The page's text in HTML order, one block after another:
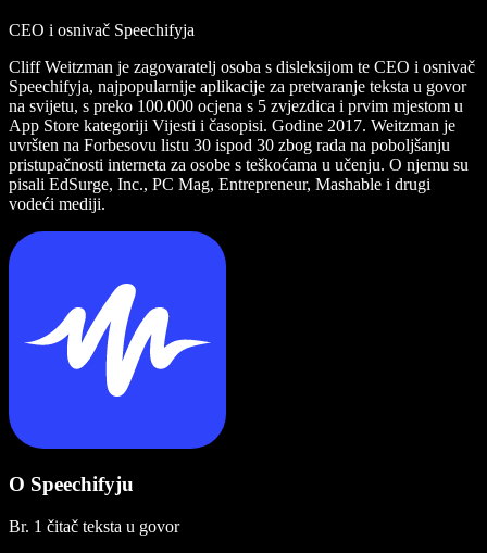
CEO i osnivač Speechifyja
Cliff Weitzman je zagovaratelj osoba s disleksijom te CEO i osnivač
Speechifyja, najpopularnije aplikacije za pretvaranje teksta u govor
na svijetu, s preko 100.000 ocjena s 5 zvjezdica i prvim mjestom u
App Store kategoriji Vijesti i časopisi. Godine 2017. Weitzman je
uvršten na Forbesovu listu 30 ispod 30 zbog rada na poboljšanju
pristupačnosti interneta za osobe s teškoćama u učenju. O njemu su
pisali EdSurge, Inc., PC Mag, Entrepreneur, Mashable i drugi
vodeći mediji.
O Speechifyju
Br. 1 čitač teksta u govor